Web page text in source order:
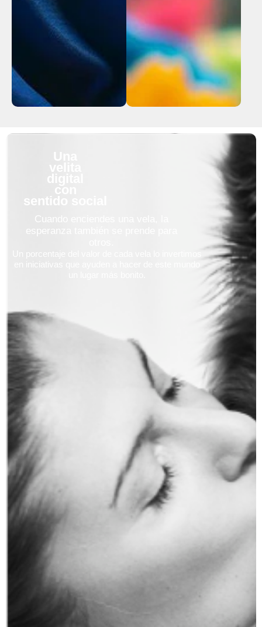
sentido social
Cuando enciendes una vela, la
esperanza también se prende para